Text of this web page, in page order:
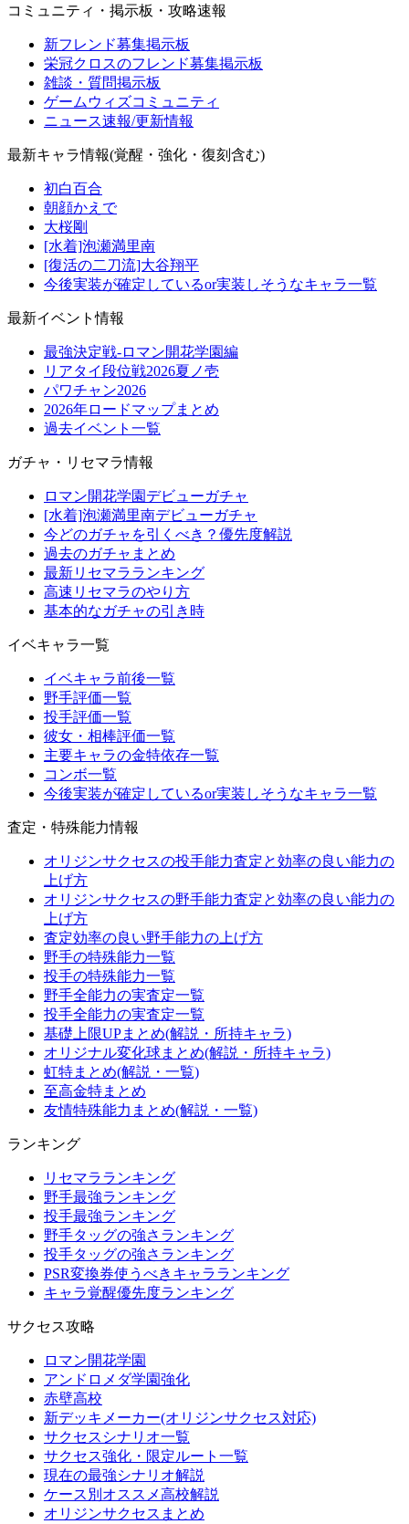
コミュニティ・掲示板・攻略速報
新フレンド募集掲示板
栄冠クロスのフレンド募集掲示板
雑談・質問掲示板
ゲームウィズコミュニティ
ニュース速報/更新情報
最新キャラ情報(覚醒・強化・復刻含む)
初白百合
朝顔かえで
大桜剛
[水着]泡瀬満里南
[復活の二刀流]大谷翔平
今後実装が確定しているor実装しそうなキャラ一覧
最新イベント情報
最強決定戦-ロマン開花学園編
リアタイ段位戦2026夏ノ壱
パワチャン2026
2026年ロードマップまとめ
過去イベント一覧
ガチャ・リセマラ情報
ロマン開花学園デビューガチャ
[水着]泡瀬満里南デビューガチャ
今どのガチャを引くべき？優先度解説
過去のガチャまとめ
最新リセマラランキング
高速リセマラのやり方
基本的なガチャの引き時
イベキャラ一覧
イベキャラ前後一覧
野手評価一覧
投手評価一覧
彼女・相棒評価一覧
主要キャラの金特依存一覧
コンボ一覧
今後実装が確定しているor実装しそうなキャラ一覧
査定・特殊能力情報
オリジンサクセスの投手能力査定と効率の良い能力の
上げ方
オリジンサクセスの野手能力査定と効率の良い能力の
上げ方
査定効率の良い野手能力の上げ方
野手の特殊能力一覧
投手の特殊能力一覧
野手全能力の実査定一覧
投手全能力の実査定一覧
基礎上限UPまとめ(解説・所持キャラ)
オリジナル変化球まとめ(解説・所持キャラ)
虹特まとめ(解説・一覧)
至高金特まとめ
友情特殊能力まとめ(解説・一覧)
ランキング
リセマラランキング
野手最強ランキング
投手最強ランキング
野手タッグの強さランキング
投手タッグの強さランキング
PSR変換券使うべきキャラランキング
キャラ覚醒優先度ランキング
サクセス攻略
ロマン開花学園
アンドロメダ学園強化
赤壁高校
新デッキメーカー(オリジンサクセス対応)
サクセスシナリオ一覧
サクセス強化・限定ルート一覧
現在の最強シナリオ解説
ケース別オススメ高校解説
オリジンサクセスまとめ